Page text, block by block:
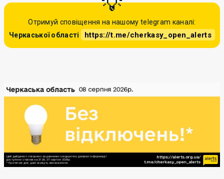
Отримуй сповіщення на нашому telegram каналі:
Черкаської області
https://t.me/cherkasy_open_alerts